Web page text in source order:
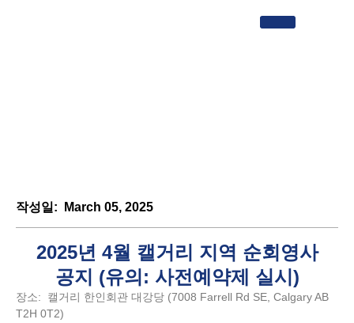
작성일: March 05, 2025
2025년 4월 캘거리 지역 순회영사
공지 (유의: 사전예약제 실시)​
장소: 캘거리 한인회관 대강당 (7008 Farrell Rd SE, Calgary AB
T2H 0T2)